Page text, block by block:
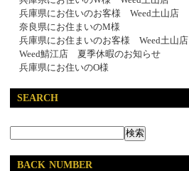
兵庫県にお住いのお客様 Weed土山店
奈良県にお住まいのM様
兵庫県にお住まいのお客様 Weed土山店
Weed鯖江店 夏季休暇のお知らせ
兵庫県にお住いのO様
SEARCH
BACK NUMBER